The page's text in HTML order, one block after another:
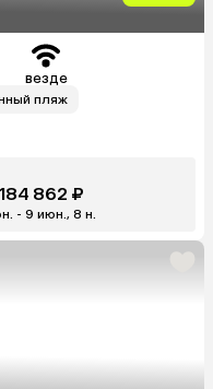
везде
пляж
862 ₽
- 9 июн., 8 н.